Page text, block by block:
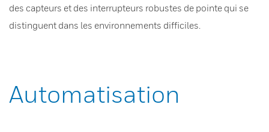
des capteurs et des interrupteurs robustes de pointe qui se
distinguent dans les environnements difficiles.
Automatisation